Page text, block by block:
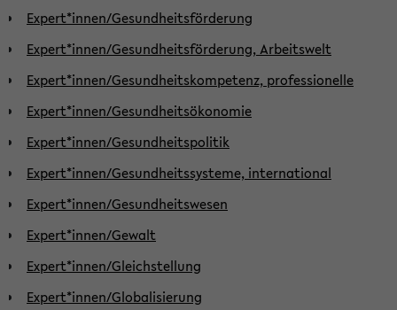
Expert*innen/Gesundheitsförderung
Expert*innen/Gesundheitsförderung, Arbeitswelt
Expert*innen/Gesundheitskompetenz, professionelle
Expert*innen/Gesundheitsökonomie
Expert*innen/Gesundheitspolitik
Expert*innen/Gesundheitssysteme, international
Expert*innen/Gesundheitswesen
Expert*innen/Gewalt
Expert*innen/Gleichstellung
Expert*innen/Globalisierung